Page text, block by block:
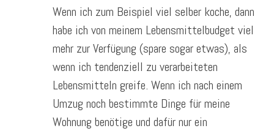
Wenn ich zum Beispiel viel selber koche, dann
habe ich von meinem Lebensmittelbudget viel
mehr zur Verfügung (spare sogar etwas), als
wenn ich tendenziell zu verarbeiteten
Lebensmitteln greife. Wenn ich nach einem
Umzug noch bestimmte Dinge für meine
Wohnung benötige und dafür nur ein